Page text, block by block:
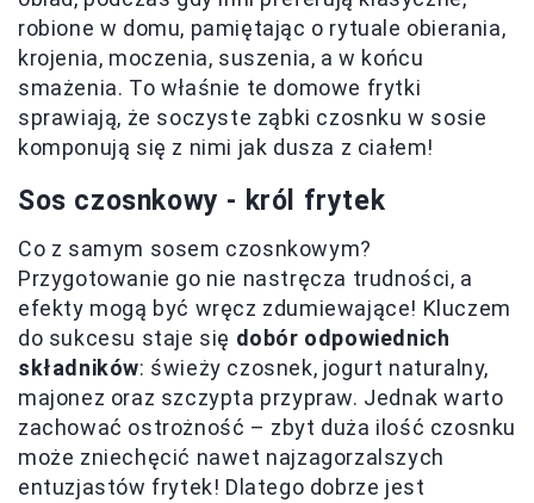
robione w domu, pamiętając o rytuale obierania,
krojenia, moczenia, suszenia, a w końcu
smażenia. To właśnie te domowe frytki
sprawiają, że soczyste ząbki czosnku w sosie
komponują się z nimi jak dusza z ciałem!
Sos czosnkowy - król frytek
Co z samym sosem czosnkowym?
Przygotowanie go nie nastręcza trudności, a
efekty mogą być wręcz zdumiewające! Kluczem
do sukcesu staje się dobór odpowiednich
składników: świeży czosnek, jogurt naturalny,
majonez oraz szczypta przypraw. Jednak warto
zachować ostrożność – zbyt duża ilość czosnku
może zniechęcić nawet najzagorzalszych
entuzjastów frytek! Dlatego dobrze jest